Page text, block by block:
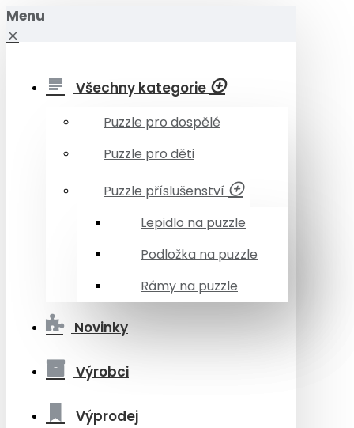
Menu
Všechny kategorie
Puzzle pro dospělé
Puzzle pro děti
Puzzle příslušenství
Lepidlo na puzzle
Podložka na puzzle
Rámy na puzzle
Novinky
Výrobci
Výprodej